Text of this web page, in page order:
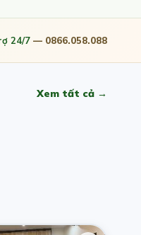
24/7 — 0866.058.088
Xem tất cả →